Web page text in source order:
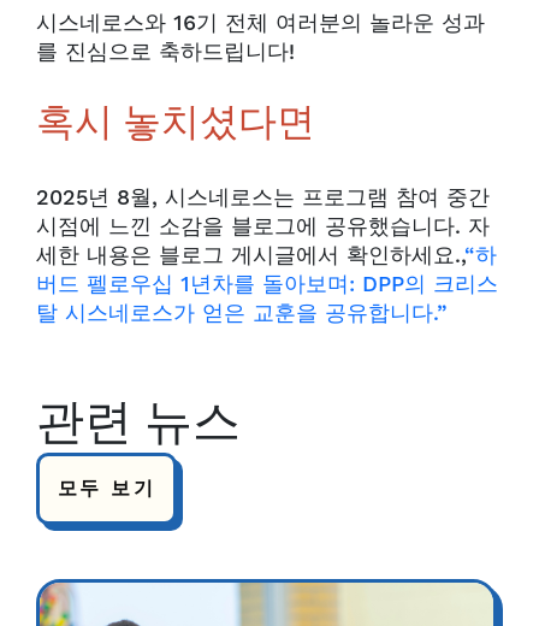
시스네로스와 16기 전체 여러분의 놀라운 성과
를 진심으로 축하드립니다!
혹시 놓치셨다면
2025년 8월, 시스네로스는 프로그램 참여 중간
시점에 느낀 소감을 블로그에 공유했습니다. 자
세한 내용은 블로그 게시글에서 확인하세요.,“하
버드 펠로우십 1년차를 돌아보며: DPP의 크리스
탈 시스네로스가 얻은 교훈을 공유합니다.”
관련 뉴스
모두 보기